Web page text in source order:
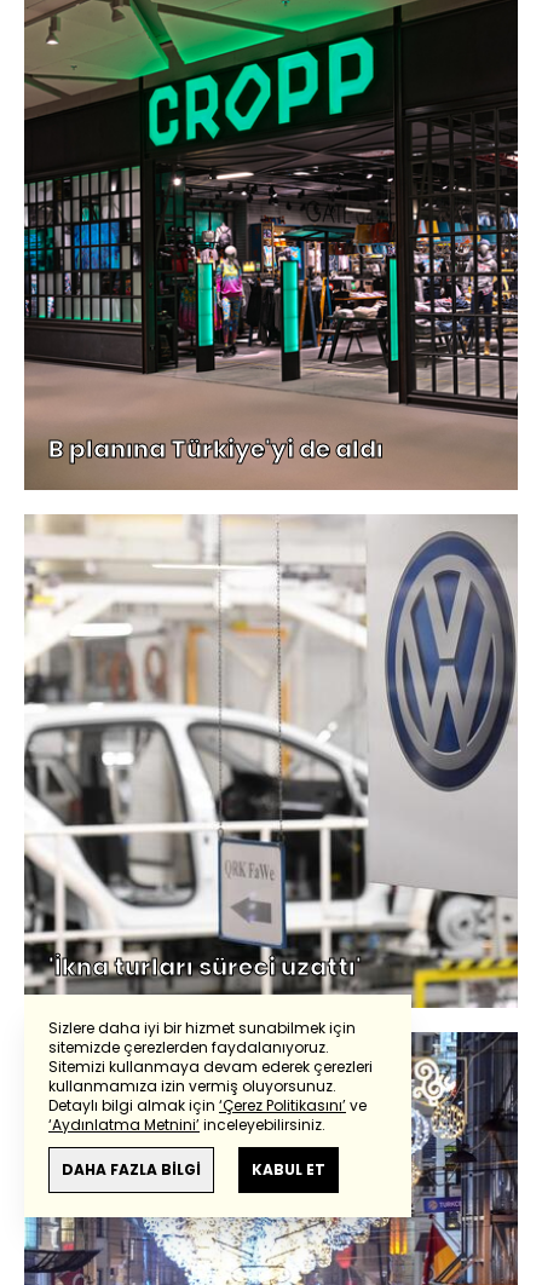
B planına Türkiye'yi de aldı
'İkna turları süreci uzattı'
Sizlere daha iyi bir hizmet sunabilmek için
sitemizde çerezlerden faydalanıyoruz.
Sitemizi kullanmaya devam ederek çerezleri
kullanmamıza izin vermiş oluyorsunuz.
Detaylı bilgi almak için ‘Çerez Politikasını’ve
‘Aydınlatma Metnini’inceleyebilirsiniz.
DAHA FAZLA BİLGİ KABUL ET